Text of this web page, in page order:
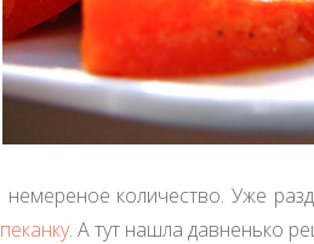
немереное количество. Уже
. А тут нашла давненько